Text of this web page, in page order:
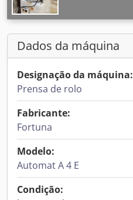
Dados da máquina
Designação da máquina:
Prensa de rolo
Fabricante:
Fortuna
Modelo:
Automat A 4 E
Condição: